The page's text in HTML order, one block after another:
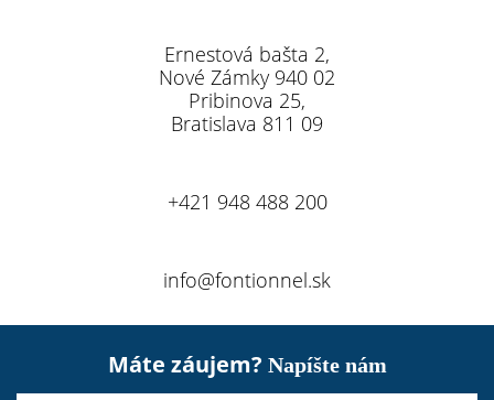
Ernestová bašta 2,
Nové Zámky 940 02
Pribinova 25,
Bratislava 811 09
+421 948 488 200
info@fontionnel.sk
Máte záujem? Napíšte nám